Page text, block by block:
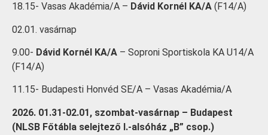
18.15- Vasas Akadémia/A – Dávid Kornél KA/A (F14/A)
02.01. vasárnap
9.00- Dávid Kornél KA/A – Soproni Sportiskola KA U14/A
(F14/A)
11.15- Budapesti Honvéd SE/A – Vasas Akadémia/A
2026. 01.31-02.01, szombat-vasárnap – Budapest
(NLSB Főtábla selejtező I.-alsóház „B” csop.)